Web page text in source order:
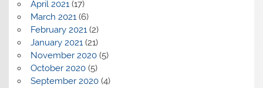
April 2021(17)
March 2021(6)
February 2021(2)
January 2021(21)
November 2020(5)
October 2020(5)
September 2020(4)